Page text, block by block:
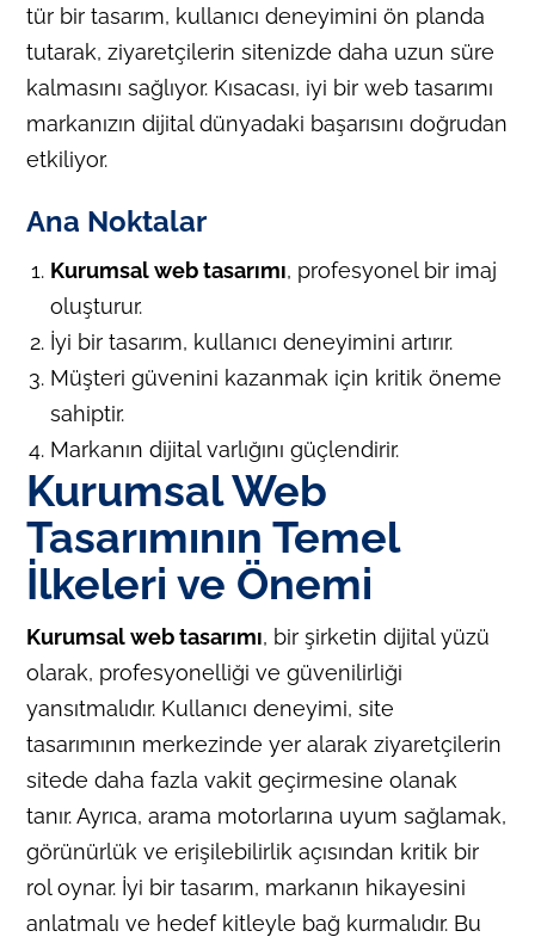
tür bir tasarım, kullanıcı deneyimini ön planda
tutarak, ziyaretçilerin sitenizde daha uzun süre
kalmasını sağlıyor. Kısacası, iyi bir web tasarımı
markanızın dijital dünyadaki başarısını doğrudan
etkiliyor.
Ana Noktalar
Kurumsal web tasarımı, profesyonel bir imaj
oluşturur.
İyi bir tasarım, kullanıcı deneyimini artırır.
Müşteri güvenini kazanmak için kritik öneme
sahiptir.
Markanın dijital varlığını güçlendirir.
Kurumsal Web
Tasarımının Temel
İlkeleri ve Önemi
Kurumsal web tasarımı, bir şirketin dijital yüzü
olarak, profesyonelliği ve güvenilirliği
yansıtmalıdır. Kullanıcı deneyimi, site
tasarımının merkezinde yer alarak ziyaretçilerin
sitede daha fazla vakit geçirmesine olanak
tanır. Ayrıca, arama motorlarına uyum sağlamak,
görünürlük ve erişilebilirlik açısından kritik bir
rol oynar. İyi bir tasarım, markanın hikayesini
anlatmalı ve hedef kitleyle bağ kurmalıdır. Bu